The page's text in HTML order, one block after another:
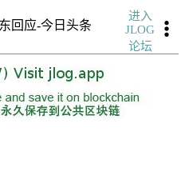
回应-今日头条
进入
JLOG
论坛